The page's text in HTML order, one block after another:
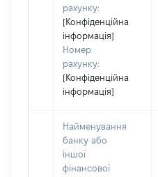
рахунку:
[Конфіденційна
інформація]
Номер
рахунку:
[Конфіденційна
інформація]
Найменування
банку або
іншої
фінансової